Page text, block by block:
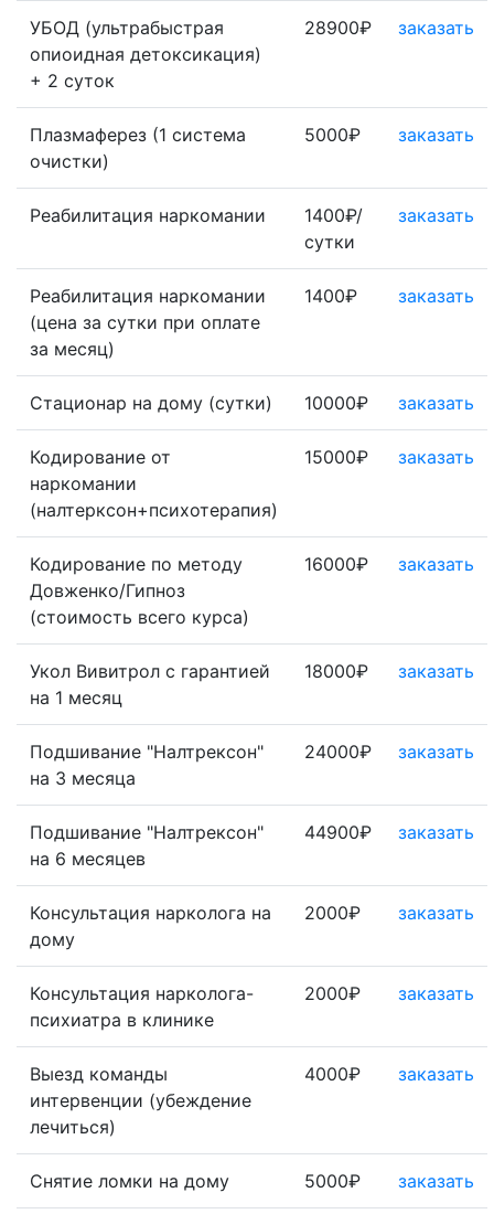
УБОД (ультрабыстрая
опиоидная детоксикация)
+ 2 суток
28900₽ заказать
Плазмаферез (1 система
очистки)
5000₽ заказать
Реабилитация наркомании
1400₽/
сутки
заказать
Реабилитация наркомании
(цена за сутки при оплате
за месяц)
1400₽ заказать
Стационар на дому (сутки) 10000₽ заказать
Кодирование от
наркомании
(налтерксон+психотерапия)
15000₽ заказать
Кодирование по методу
Довженко/Гипноз
(стоимость всего курса)
16000₽ заказать
Укол Вивитрол с гарантией
на 1 месяц
18000₽ заказать
Подшивание "Налтрексон"
на 3 месяца
24000₽ заказать
Подшивание "Налтрексон"
на 6 месяцев
44900₽ заказать
Консультация нарколога на
дому
2000₽ заказать
Консультация нарколога-
психиатра в клинике
2000₽ заказать
Выезд команды
интервенции (убеждение
лечиться)
4000₽ заказать
Снятие ломки на дому 5000₽ заказать